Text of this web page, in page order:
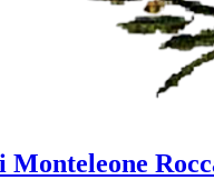
Monteleone